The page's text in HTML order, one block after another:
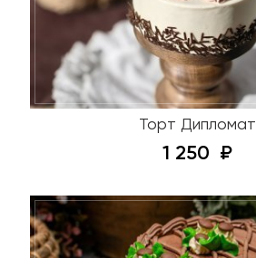
Торт Дипломат
1 250